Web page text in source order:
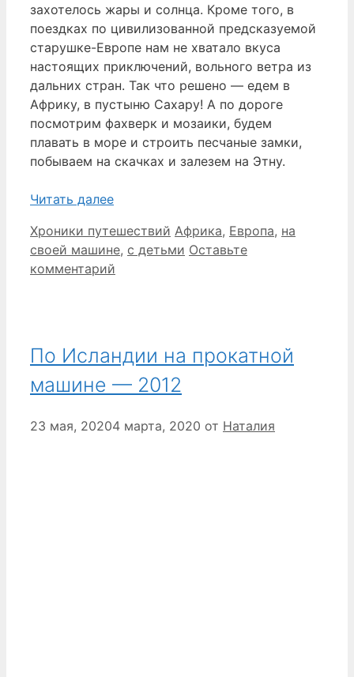
захотелось жары и солнца. Кроме того, в
поездках по цивилизованной предсказуемой
старушке-Европе нам не хватало вкуса
настоящих приключений, вольного ветра из
дальних стран. Так что решено — едем в
Африку, в пустыню Сахару! А по дороге
посмотрим фахверк и мозаики, будем
плавать в море и строить песчаные замки,
побываем на скачках и залезем на Этну.
Читать далее
Рубрики
Хроники путешествий Метки
Африка, Европа, на
своей машине, с детьми Оставьте
комментарий
По Исландии на прокатной
машине — 2012
23 мая, 20204 марта, 2020 от Наталия